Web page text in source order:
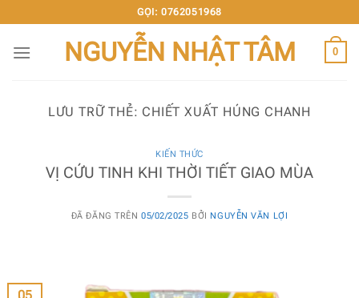
đến
nội
GỌI: 0762051968
NGUYỄN NHẬT TÂM 0
LƯU TRỮ THẺ: CHIẾT XUẤT HÚNG CHANH
KIẾN THỨC
VỊ CỨU TINH KHI THỜI TIẾT GIAO MÙA
ĐÃ ĐĂNG TRÊN 05/02/2025 BỞI NGUYỄN VĂN LỢI